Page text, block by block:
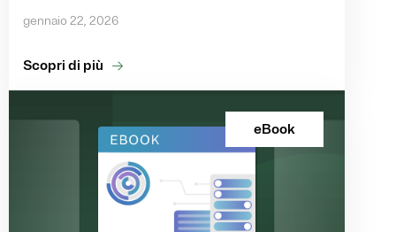
gennaio 22, 2026
Scopri di più
eBook